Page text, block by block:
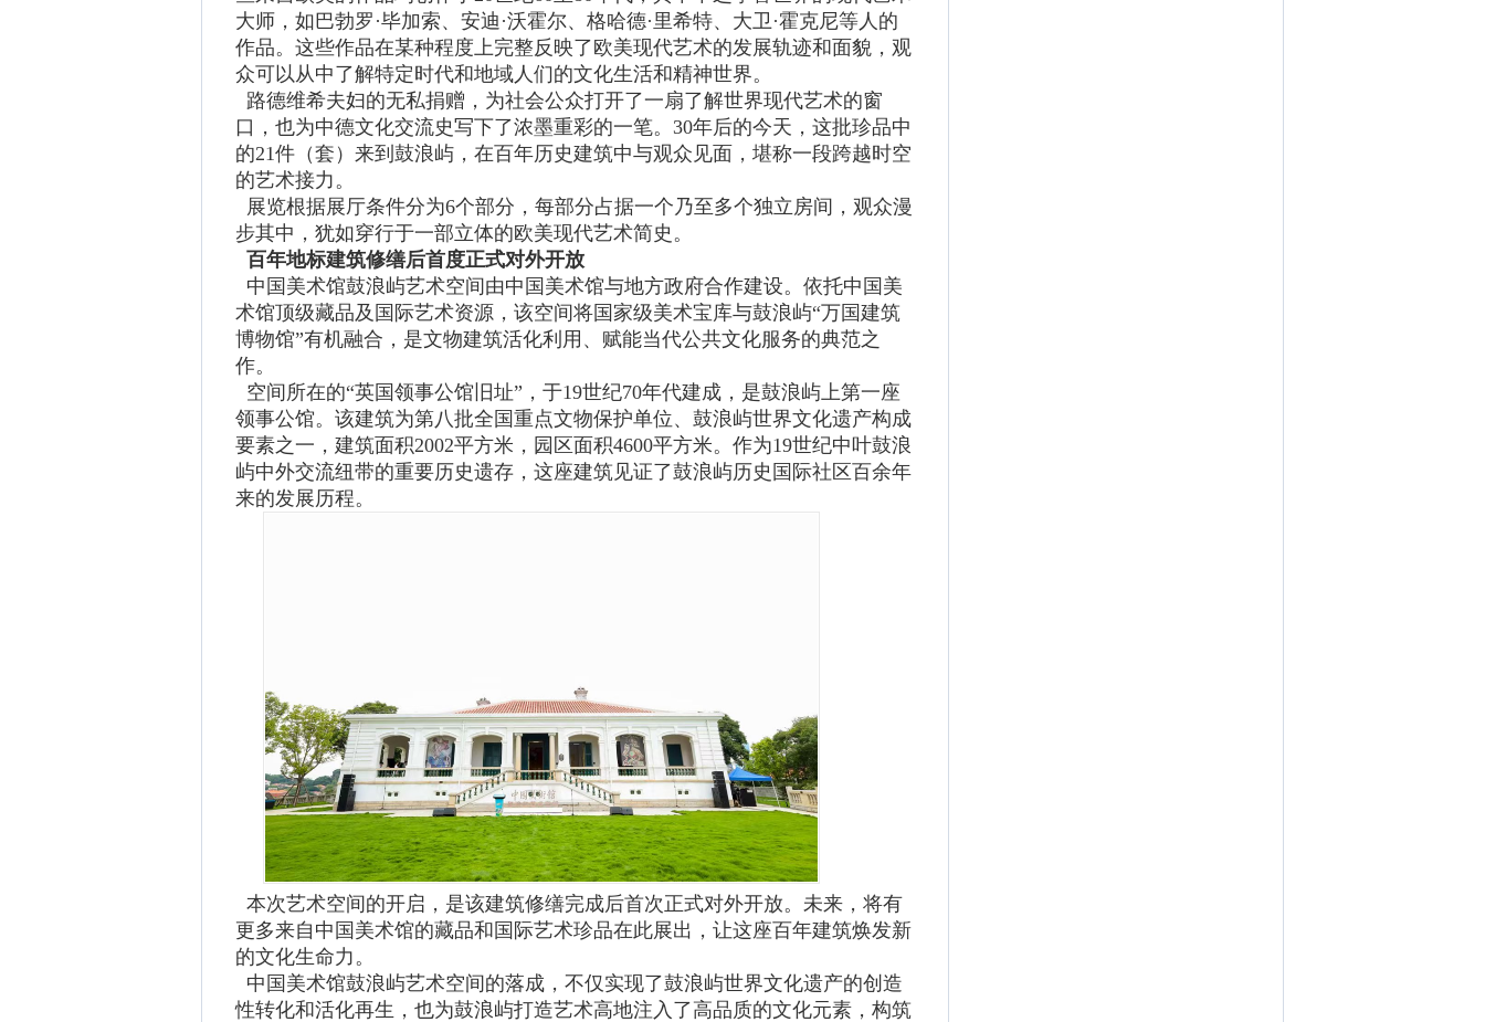
大师，如巴勃罗·毕加索、安迪·沃霍尔、格哈德·里希特、大卫·霍克尼等人的
作品。这些作品在某种程度上完整反映了欧美现代艺术的发展轨迹和面貌，观
众可以从中了解特定时代和地域人们的文化生活和精神世界。
路德维希夫妇的无私捐赠，为社会公众打开了一扇了解世界现代艺术的窗
口，也为中德文化交流史写下了浓墨重彩的一笔。30年后的今天，这批珍品中
的21件（套）来到鼓浪屿，在百年历史建筑中与观众见面，堪称一段跨越时空
的艺术接力。
展览根据展厅条件分为6个部分，每部分占据一个乃至多个独立房间，观众漫
步其中，犹如穿行于一部立体的欧美现代艺术简史。
百年地标建筑修缮后首度正式对外开放
中国美术馆鼓浪屿艺术空间由中国美术馆与地方政府合作建设。依托中国美
术馆顶级藏品及国际艺术资源，该空间将国家级美术宝库与鼓浪屿“万国建筑
博物馆”有机融合，是文物建筑活化利用、赋能当代公共文化服务的典范之
作。
空间所在的“英国领事公馆旧址”，于19世纪70年代建成，是鼓浪屿上第一座
领事公馆。该建筑为第八批全国重点文物保护单位、鼓浪屿世界文化遗产构成
要素之一，建筑面积2002平方米，园区面积4600平方米。作为19世纪中叶鼓浪
屿中外交流纽带的重要历史遗存，这座建筑见证了鼓浪屿历史国际社区百余年
来的发展历程。
本次艺术空间的开启，是该建筑修缮完成后首次正式对外开放。未来，将有
更多来自中国美术馆的藏品和国际艺术珍品在此展出，让这座百年建筑焕发新
的文化生命力。
中国美术馆鼓浪屿艺术空间的落成，不仅实现了鼓浪屿世界文化遗产的创造
性转化和活化再生，也为鼓浪屿打造艺术高地注入了高品质的文化元素，构筑